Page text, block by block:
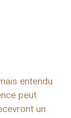
entendu
peut
un